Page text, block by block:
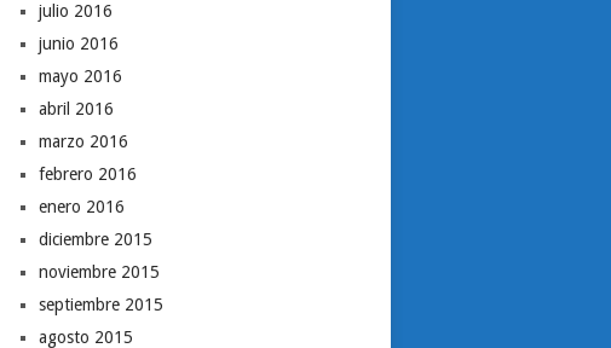
julio 2016
junio 2016
mayo 2016
abril 2016
marzo 2016
febrero 2016
enero 2016
diciembre 2015
noviembre 2015
septiembre 2015
agosto 2015